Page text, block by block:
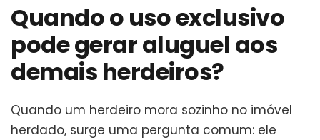
Quando o uso exclusivo
pode gerar aluguel aos
demais herdeiros?
Quando um herdeiro mora sozinho no imóvel
herdado, surge uma pergunta comum: ele